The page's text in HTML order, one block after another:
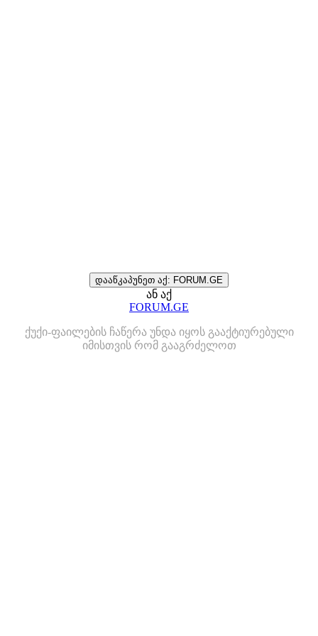
დააწკაპუნეთ აქ: FORUM.GE
ან აქ
FORUM.GE
ქუქი-ფაილების ჩაწერა უნდა იყოს გააქტიურებული
იმისთვის რომ გააგრძელოთ